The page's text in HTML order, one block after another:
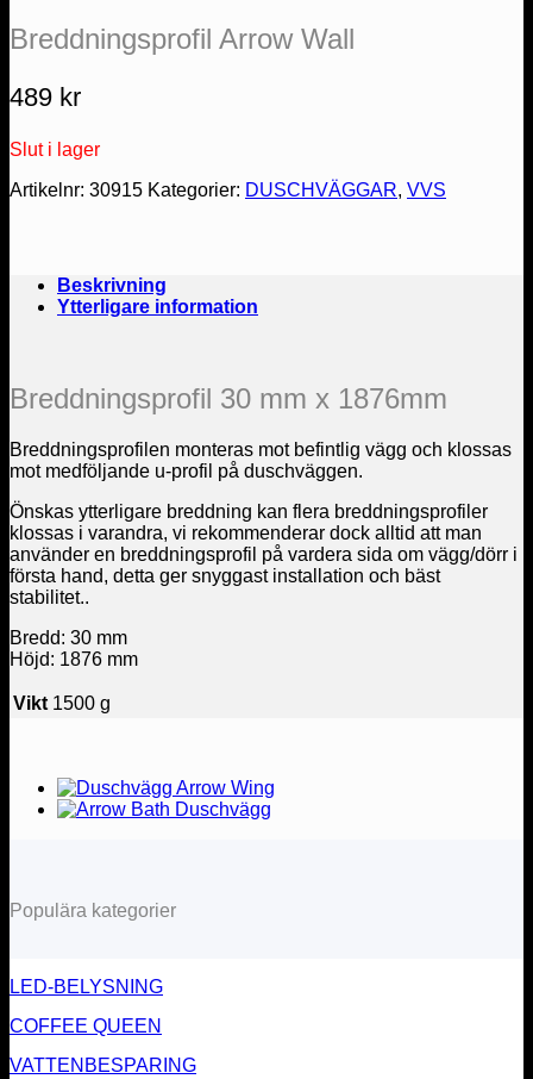
Breddningsprofil Arrow Wall
489 kr
Slut i lager
Artikelnr: 30915 Kategorier: DUSCHVÄGGAR, VVS
Beskrivning
Ytterligare information
Breddningsprofil 30 mm x 1876mm
Breddningsprofilen monteras mot befintlig vägg och klossas
mot medföljande u-profil på duschväggen.
Önskas ytterligare breddning kan flera breddningsprofiler
klossas i varandra, vi rekommenderar dock alltid att man
använder en breddningsprofil på vardera sida om vägg/dörr i
första hand, detta ger snyggast installation och bäst
stabilitet..
Bredd: 30 mm
Höjd: 1876 mm
Vikt 1500 g
Populära kategorier
LED-BELYSNING
COFFEE QUEEN
VATTENBESPARING